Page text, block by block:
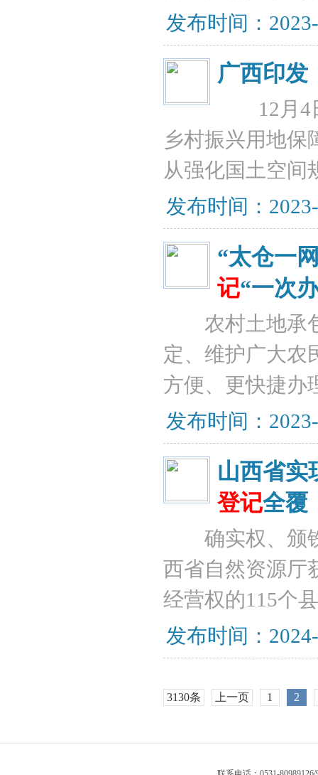
发布时间：
广西印发
12月4日
乡村振兴用地保
从强化国土空间
发布时间：
“太仓一
记“一次
农村土地承
定、维护广大农
方便、更快捷办
发布时间：
山西省实
登记全覆
确实权、颁铁
西省自然资源厅
经营权的115个
发布时间：
3130条 上一页 1 2